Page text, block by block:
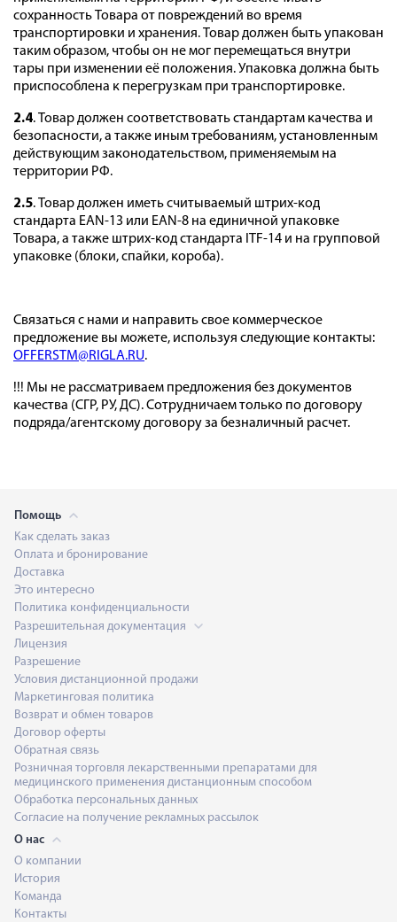
сохранность Товара от повреждений во время
транспортировки и хранения. Товар должен быть упакован
таким образом, чтобы он не мог перемещаться внутри
тары при изменении её положения. Упаковка должна быть
приспособлена к перегрузкам при транспортировке.
2.4. Товар должен соответствовать стандартам качества и
безопасности, а также иным требованиям, установленным
действующим законодательством, применяемым на
территории РФ.
2.5. Товар должен иметь считываемый штрих-код
стандарта EAN-13 или EAN-8 на единичной упаковке
Товара, а также штрих-код стандарта ITF-14 и на групповой
упаковке (блоки, спайки, короба).
Связаться с нами и направить свое коммерческое
предложение вы можете, используя следующие контакты:
OFFERSTM@RIGLA.RU.
!!! Мы не рассматриваем предложения без документов
качества (СГР, РУ, ДС). Сотрудничаем только по договору
подряда/агентскому договору за безналичный расчет.
Помощь
Как сделать заказ
Оплата и бронирование
Доставка
Это интересно
Политика конфиденциальности
Разрешительная документация
Лицензия
Разрешение
Условия дистанционной продажи
Маркетинговая политика
Возврат и обмен товаров
Договор оферты
Обратная связь
Розничная торговля лекарственными препаратами для
медицинского применения дистанционным способом
Обработка персональных данных
Согласие на получение рекламных рассылок
О нас
О компании
История
Команда
Контакты